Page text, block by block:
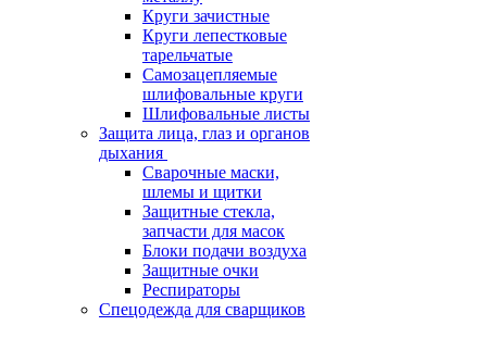
Круги зачистные
Круги лепестковые
тарельчатые
Самозацепляемые
шлифовальные круги
Шлифовальные листы
Защита лица, глаз и органов
дыхания
Сварочные маски,
шлемы и щитки
Защитные стекла,
запчасти для масок
Блоки подачи воздуха
Защитные очки
Респираторы
Спецодежда для сварщиков